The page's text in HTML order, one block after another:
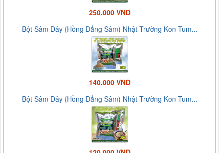
250.000 VND
Bột Sâm Dây (Hồng Đẳng Sâm) Nhật Trường Kon Tum...
140.000 VND
Bột Sâm Dây (Hồng Đẳng Sâm) Nhật Trường Kon Tum...